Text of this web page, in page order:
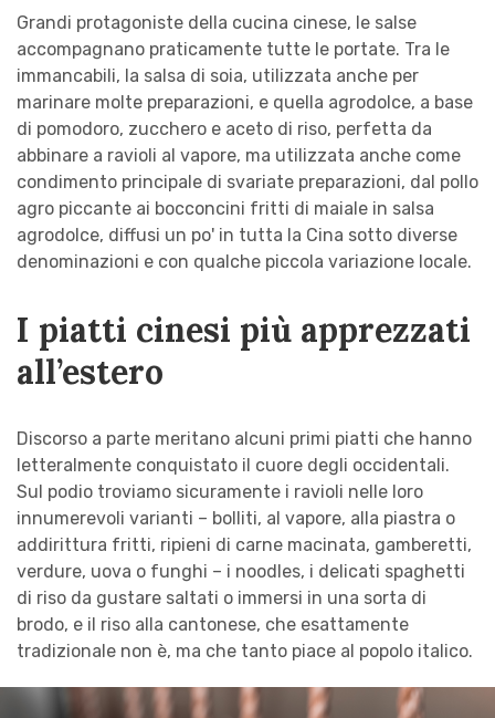
Grandi protagoniste della cucina cinese, le salse
accompagnano praticamente tutte le portate. Tra le
immancabili, la salsa di soia, utilizzata anche per
marinare molte preparazioni, e quella agrodolce, a base
di pomodoro, zucchero e aceto di riso, perfetta da
abbinare a ravioli al vapore, ma utilizzata anche come
condimento principale di svariate preparazioni, dal pollo
agro piccante ai bocconcini fritti di maiale in salsa
agrodolce, diffusi un po' in tutta la Cina sotto diverse
denominazioni e con qualche piccola variazione locale.
I piatti cinesi più apprezzati
all’estero
Discorso a parte meritano alcuni primi piatti che hanno
letteralmente conquistato il cuore degli occidentali.
Sul podio troviamo sicuramente i ravioli nelle loro
innumerevoli varianti – bolliti, al vapore, alla piastra o
addirittura fritti, ripieni di carne macinata, gamberetti,
verdure, uova o funghi – i noodles, i delicati spaghetti
di riso da gustare saltati o immersi in una sorta di
brodo, e il riso alla cantonese, che esattamente
tradizionale non è, ma che tanto piace al popolo italico.